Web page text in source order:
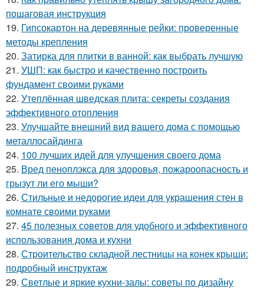
пошаговая инструкция
19. Гипсокартон на деревянные рейки: проверенные
методы крепления
20. Затирка для плитки в ванной: как выбрать лучшую
21. УШП: как быстро и качественно построить
фундамент своими руками
22. Утеплённая шведская плита: секреты создания
эффективного отопления
23. Улучшайте внешний вид вашего дома с помощью
металлосайдинга
24. 100 лучших идей для улучшения своего дома
25. Вред пеноплэкса для здоровья, пожароопасность и
грызут ли его мыши?
26. Стильные и недорогие идеи для украшения стен в
комнате своими руками
27. 45 полезных советов для удобного и эффективного
использования дома и кухни
28. Строительство складной лестницы на конек крыши:
подробный инструктаж
29. Светлые и яркие кухни-залы: советы по дизайну